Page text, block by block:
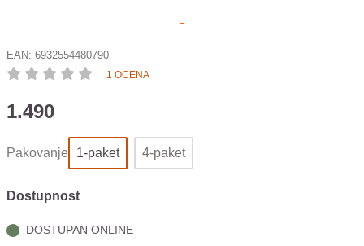
EAN: 6932554480790
1 OCENA
1.490
Pakovanje 1-paket 4-paket
Dostupnost
DOSTUPAN ONLINE